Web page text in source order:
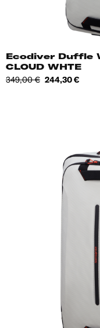
Ecodiver Duffle
CLOUD WHTE
Tavahind
349,00 € Hind
244,30 €